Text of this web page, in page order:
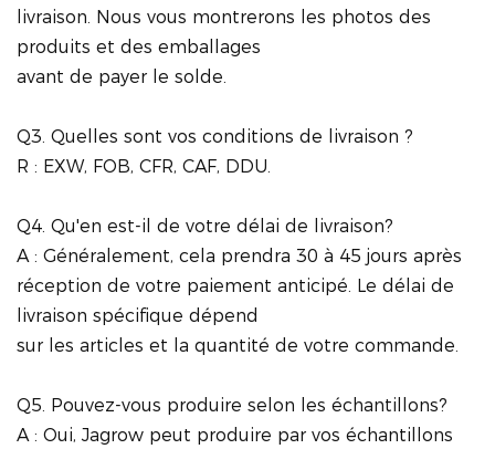
livraison. Nous vous montrerons les photos des
produits et des emballages
avant de payer le solde.
Q3. Quelles sont vos conditions de livraison ?
R : EXW, FOB, CFR, CAF, DDU.
Q4. Qu'en est-il de votre délai de livraison?
A : Généralement, cela prendra 30 à 45 jours après
réception de votre paiement anticipé. Le délai de
livraison spécifique dépend
sur les articles et la quantité de votre commande.
Q5. Pouvez-vous produire selon les échantillons?
A : Oui, Jagrow peut produire par vos échantillons